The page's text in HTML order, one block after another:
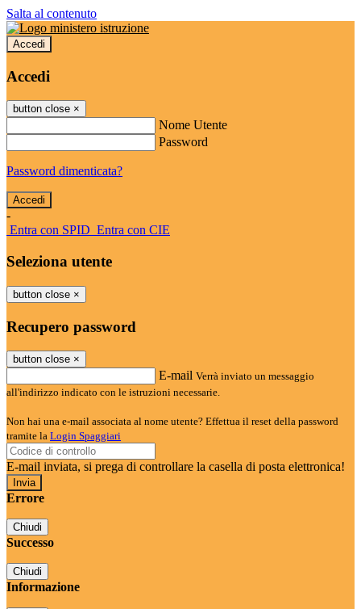
Salta al contenuto
Accedi
Accedi
button close ×
Nome Utente
Password
Password dimenticata?
-
Entra con SPID Entra con CIE
Seleziona utente
button close ×
Recupero password
button close ×
E-mail Verrà inviato un messaggio
all'indirizzo indicato con le istruzioni necessarie.
Non hai una e-mail associata al nome utente? Effettua il reset della password
tramite la Login Spaggiari
E-mail inviata, si prega di controllare la casella di posta elettronica!
Errore
Chiudi
Successo
Chiudi
Informazione